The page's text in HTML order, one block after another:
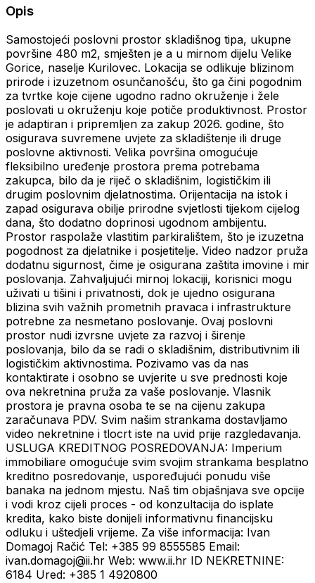
Opis
Samostojeći poslovni prostor skladišnog tipa, ukupne
površine 480 m2, smješten je a u mirnom dijelu Velike
Gorice, naselje Kurilovec. Lokacija se odlikuje blizinom
prirode i izuzetnom osunčanošću, što ga čini pogodnim
za tvrtke koje cijene ugodno radno okruženje i žele
poslovati u okruženju koje potiče produktivnost. Prostor
je adaptiran i pripremljen za zakup 2026. godine, što
osigurava suvremene uvjete za skladištenje ili druge
poslovne aktivnosti. Velika površina omogućuje
fleksibilno uređenje prostora prema potrebama
zakupca, bilo da je riječ o skladišnim, logističkim ili
drugim poslovnim djelatnostima. Orijentacija na istok i
zapad osigurava obilje prirodne svjetlosti tijekom cijelog
dana, što dodatno doprinosi ugodnom ambijentu.
Prostor raspolaže vlastitim parkiralištem, što je izuzetna
pogodnost za djelatnike i posjetitelje. Video nadzor pruža
dodatnu sigurnost, čime je osigurana zaštita imovine i mir
poslovanja. Zahvaljujući mirnoj lokaciji, korisnici mogu
uživati u tišini i privatnosti, dok je ujedno osigurana
blizina svih važnih prometnih pravaca i infrastrukture
potrebne za nesmetano poslovanje. Ovaj poslovni
prostor nudi izvrsne uvjete za razvoj i širenje
poslovanja, bilo da se radi o skladišnim, distributivnim ili
logističkim aktivnostima. Pozivamo vas da nas
kontaktirate i osobno se uvjerite u sve prednosti koje
ova nekretnina pruža za vaše poslovanje. Vlasnik
prostora je pravna osoba te se na cijenu zakupa
zaračunava PDV. Svim našim strankama dostavljamo
video nekretnine i tlocrt iste na uvid prije razgledavanja.
USLUGA KREDITNOG POSREDOVANJA: Imperium
immobiliare omogućuje svim svojim strankama besplatno
kreditno posredovanje, uspoređujući ponudu više
banaka na jednom mjestu. Naš tim objašnjava sve opcije
i vodi kroz cijeli proces - od konzultacija do isplate
kredita, kako biste donijeli informativnu financijsku
odluku i uštedjeli vrijeme. Za više informacija: Ivan
Domagoj Račić Tel: +385 99 8555585 Email:
ivan.domagoj@ii.hr Web: www.ii.hr ID NEKRETNINE:
6184 Ured: +385 1 4920800